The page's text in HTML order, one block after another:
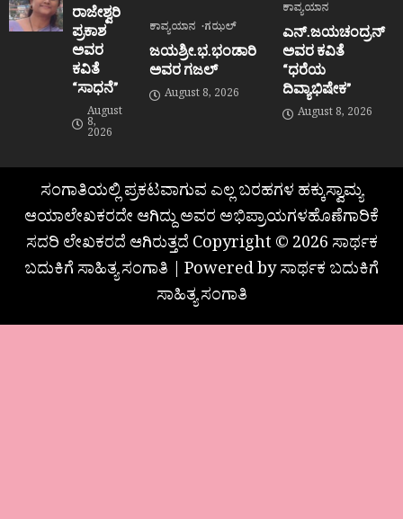
ರಾಜೇಶ್ವರಿ
ಪ್ರಕಾಶ
ಅವರ
ಕವಿತೆ
“ಸಾಧನೆ”
August
8,
2026
ಕಾವ್ಯಯಾನ ಗಝಲ್
ಜಯಶ್ರೀ.ಭ.ಭಂಡಾರಿ
ಅವರ ಗಜಲ್
August 8, 2026
ಕಾವ್ಯಯಾನ
ಎನ್.ಜಯಚಂದ್ರನ್
ಅವರ ಕವಿತೆ
“ಧರೆಯ
ದಿವ್ಯಾಭಿಷೇಕ”
August 8, 2026
ಸಂಗಾತಿಯಲ್ಲಿ ಪ್ರಕಟವಾಗುವ ಎಲ್ಲ ಬರಹಗಳ ಹಕ್ಕುಸ್ವಾಮ್ಯ
ಆಯಾಲೇಖಕರದೇ ಆಗಿದ್ದು ಅವರ ಅಭಿಪ್ರಾಯಗಳಹೊಣೆಗಾರಿಕೆ
ಸದರಿ ಲೇಖಕರದೆ ಆಗಿರುತ್ತದೆ Copyright © 2026 ಸಾರ್ಥಕ
ಬದುಕಿಗೆ ಸಾಹಿತ್ಯ ಸಂಗಾತಿ | Powered by ಸಾರ್ಥಕ ಬದುಕಿಗೆ
ಸಾಹಿತ್ಯ ಸಂಗಾತಿ